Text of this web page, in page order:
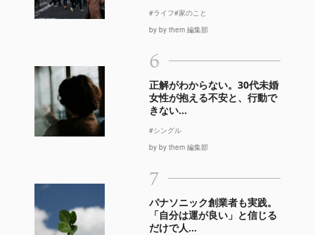
#ライフ#家のこと
by by them 編集部
6
正解がわからない。30代未婚
女性が抱える不安と、行動で
きない...
#シングル
by by them 編集部
7
パナソニック創業者も実践。
「自分は運が良い」と信じる
だけで人...